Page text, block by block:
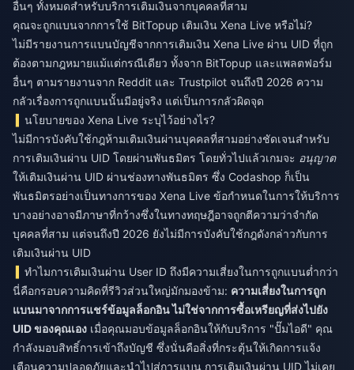
อื่นๆ ทั้งหมดสำหรับบริการเติมเงินจากบุคคลที่สาม
คุณจะถูกแบนจากการใช้ BitTopup เติมเงิน Xena Live หรือไม่?
ไม่มีรายงานการแบนบัญชีจากการเติมเงิน Xena Live ผ่าน UID ที่ถูก
ต้องตามกฎหมายแม้แต่กรณีเดียว ทั้งจาก BitTopup และแพลตฟอร์ม
อื่นๆ ตามรายงานจาก Reddit และ Trustpilot จนถึงปี 2026 ความ
กลัวเรื่องการถูกแบนนั้นมีอยู่จริง แต่เป็นการกลัวผิดจุด
นโยบายของ Xena Live ระบุไว้อย่างไร?
ไม่มีการบังคับใช้กฎห้ามเติมเงินผ่านบุคคลที่สามอย่างชัดเจนสำหรับ
การเติมเงินผ่าน UID โดยผ่านพันธมิตร โดยทั่วไปแล้วเกมจะ อนุญาต
ให้เติมเงินผ่าน UID ผ่านช่องทางพันธมิตร ซึ่ง Codashop ก็เป็น
พันธมิตรอย่างเป็นทางการของ Xena Live ข้อกำหนดในการให้บริการ
บางอย่างอาจมีภาษาที่กว้างซึ่งในทางทฤษฎีอาจถูกตีความว่าจำกัด
บุคคลที่สาม แต่จนถึงปี 2026 ยังไม่มีการบังคับใช้กฎดังกล่าวกับการ
เติมเงินผ่าน UID
ทำไมการเติมเงินผ่าน User ID ถึงมีความเสี่ยงในการถูกแบนต่ำกว่า
นี่คือกรอบความคิดที่รีวิวส่วนใหญ่มักมองข้าม: ความเสี่ยงในการถูก
แบนมาจากการแชร์ข้อมูลล็อกอิน ไม่ใช่จากการซื้อเหรียญที่ส่งไปยัง
UID ของคุณเอง เมื่อคุณมอบข้อมูลล็อกอินให้กับบริการ "ปั๊มไอดี" คุณ
กำลังมอบสิทธิ์การเข้าถึงบัญชี ซึ่งนั่นคือสิ่งที่กระตุ้นให้เกิดการแจ้ง
เตือนความปลอดภัยและนำไปสู่การแบน การเติมเงินผ่าน UID ไม่เคย